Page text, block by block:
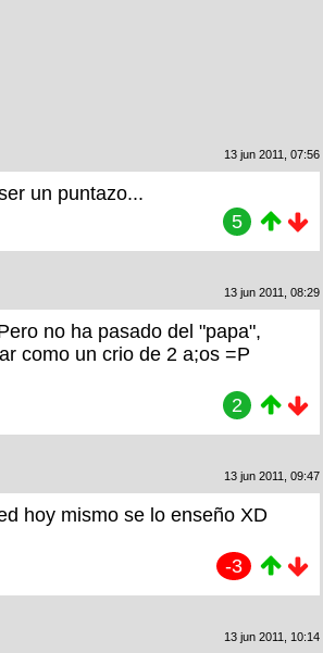
13 jun 2011, 07:56
un puntazo...
5
13 jun 2011, 08:29
no ha pasado del "papa",
como un crio de 2 a;os =P
2
13 jun 2011, 09:47
hoy mismo se lo enseño XD
-3
13 jun 2011, 10:14